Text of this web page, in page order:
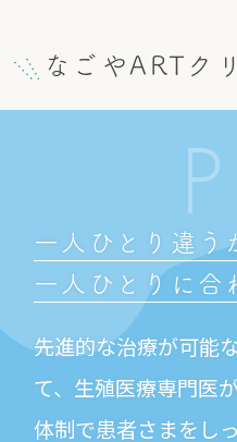
なごやARTク
一人ひとり違う
一人ひとりに合
先進的な治療が可能
て、生殖医療専門医
体制で患者さまをし